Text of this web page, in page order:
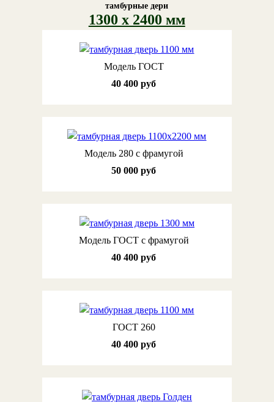
тамбурные дери
1300 х 2400 мм
Модель ГОСТ
40 400 руб
Модель 280 с фрамугой
50 000 руб
Модель ГОСТ с фрамугой
40 400 руб
ГОСТ 260
40 400 руб